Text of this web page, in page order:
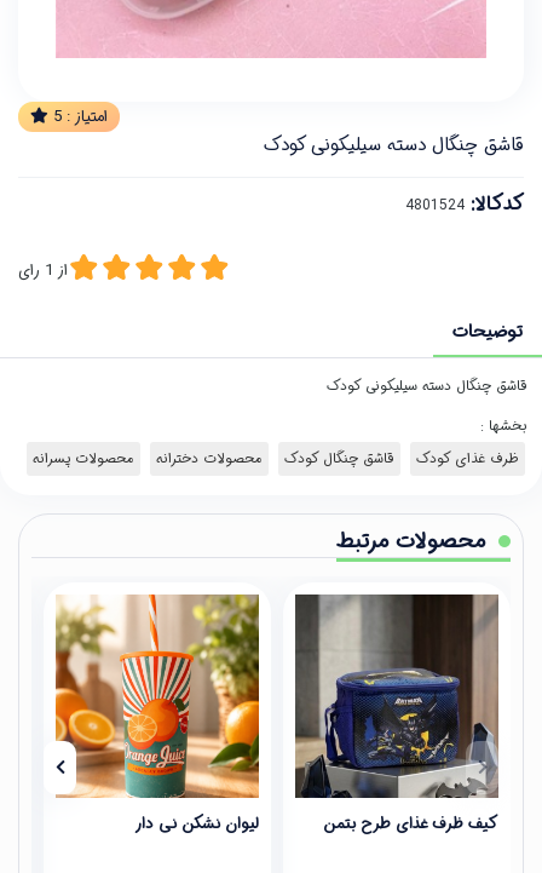
امتیاز : 5
قاشق چنگال دسته سیلیکونی کودک
کدکالا:
از 1 رای
توضیحات
قاشق چنگال دسته سیلیکونی کودک
بخشها :
ظرف غذای کودک
قاشق چنگال کودک محصولات دخترانه محصولات پسرانه
محصولات مرتبط
کیف ظرف غذای طرح بتمن لیوان نشکن نی دار